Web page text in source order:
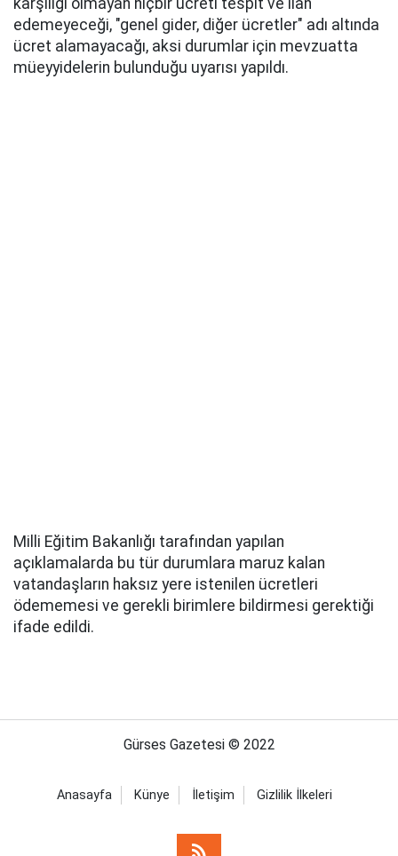
karşılığı olmayan hiçbir ücreti tespit ve ilan
edemeyeceği, "genel gider, diğer ücretler" adı altında
ücret alamayacağı, aksi durumlar için mevzuatta
müeyyidelerin bulunduğu uyarısı yapıldı.
Milli Eğitim Bakanlığı tarafından yapılan
açıklamalarda bu tür durumlara maruz kalan
vatandaşların haksız yere istenilen ücretleri
ödememesi ve gerekli birimlere bildirmesi gerektiği
ifade edildi.
Gürses Gazetesi © 2022
Anasayfa Künye İletişim Gizlilik İlkeleri